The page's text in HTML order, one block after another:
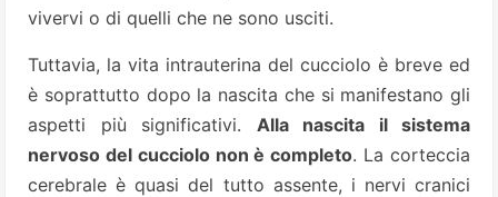
vivervi o di quelli che ne sono usciti.
Tuttavia, la vita intrauterina del cucciolo è breve ed
è soprattutto dopo la nascita che si manifestano gli
aspetti più significativi. Alla nascita il sistema
nervoso del cucciolo non è completo. La corteccia
cerebrale è quasi del tutto assente, i nervi cranici